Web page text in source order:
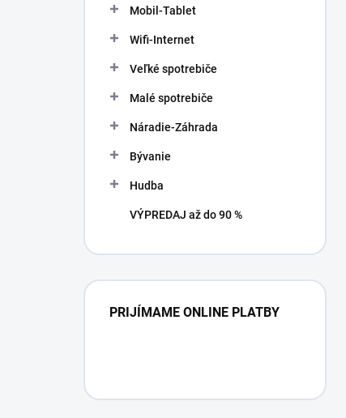
Mobil-Tablet
Wifi-Internet
Veľké spotrebiče
Malé spotrebiče
Náradie-Záhrada
Bývanie
Hudba
VÝPREDAJ až do 90 %
PRIJÍMAME ONLINE PLATBY